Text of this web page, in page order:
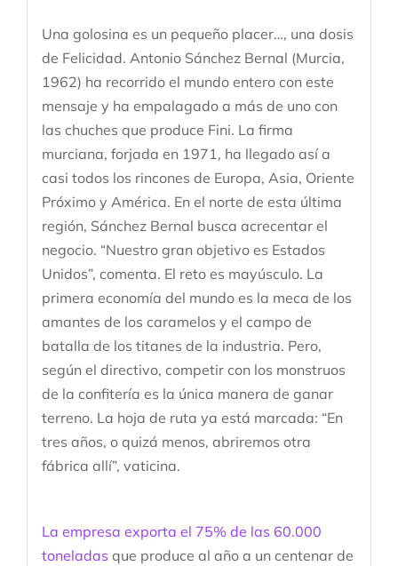
Una golosina es un pequeño placer…, una dosis
de Felicidad. Antonio Sánchez Bernal (Murcia,
1962) ha recorrido el mundo entero con este
mensaje y ha empalagado a más de uno con
las chuches que produce Fini. La firma
murciana, forjada en 1971, ha llegado así a
casi todos los rincones de Europa, Asia, Oriente
Próximo y América. En el norte de esta última
región, Sánchez Bernal busca acrecentar el
negocio. “Nuestro gran objetivo es Estados
Unidos”, comenta. El reto es mayúsculo. La
primera economía del mundo es la meca de los
amantes de los caramelos y el campo de
batalla de los titanes de la industria. Pero,
según el directivo, competir con los monstruos
de la confitería es la única manera de ganar
terreno. La hoja de ruta ya está marcada: “En
tres años, o quizá menos, abriremos otra
fábrica allí”, vaticina.
La empresa exporta el 75% de las 60.000
toneladas que produce al año a un centenar de